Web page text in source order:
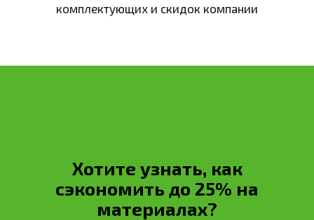
комплектующих и скидок компании
Хотите узнать, как
сэкономить до 25% на
материалах?